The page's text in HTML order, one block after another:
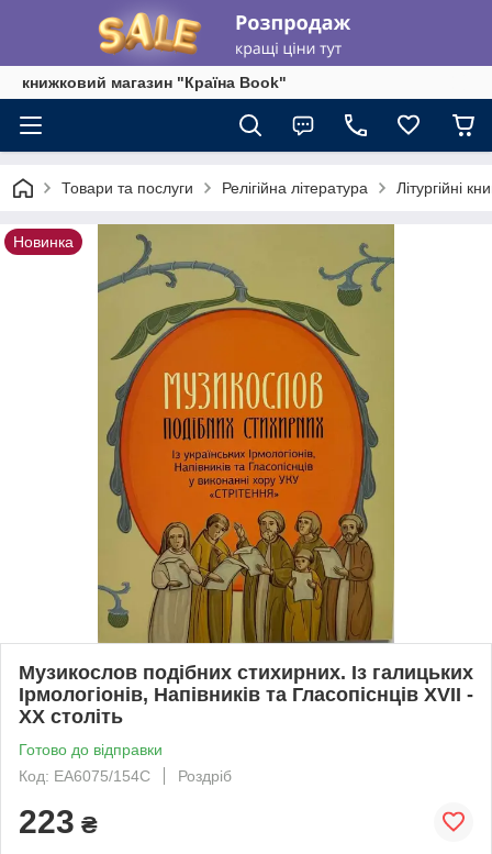
книжковий магазин "Країна Book"
Товари та послуги Релігійна література Літургійні
Новинка
Музикослов подібних стихирних. Із галицьких
Ірмологіонів, Напівників та Гласопіснців ХVII -
XX століть
Готово до відправки
Код: EА6075/154С
Роздріб
223 ₴